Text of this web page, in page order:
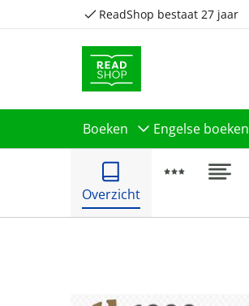
ReadShop bestaat 27 jaar
Boeken Engelse boeken
Overzicht